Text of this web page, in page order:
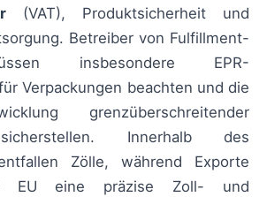
(VAT), Produktsicherheit und
Betreiber von Fulfillment-
insbesondere EPR-
Verpackungen beachten und die
grenzüberschreitender
Innerhalb des
Zölle, während Exporte
EU eine präzise Zoll- und